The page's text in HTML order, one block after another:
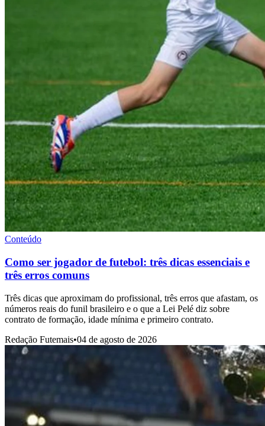
Conteúdo
Como ser jogador de futebol: três dicas essenciais e
três erros comuns
Três dicas que aproximam do profissional, três erros que afastam, os
números reais do funil brasileiro e o que a Lei Pelé diz sobre
contrato de formação, idade mínima e primeiro contrato.
Redação Futemais•04 de agosto de 2026